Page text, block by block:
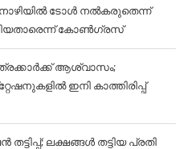
ടോള്‍ നല്‍കരുതെന്ന്
കോണ്‍ഗ്രസ്
ആശ്വാസം;
ഇനി കാത്തിരിപ്പ്
ലക്ഷങ്ങള്‍ തട്ടിയ പ്രതി